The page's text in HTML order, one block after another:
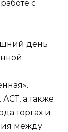
с
день
а также
торгах и
между